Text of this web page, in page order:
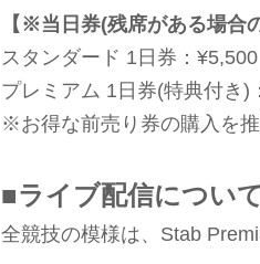
【※当日券(残席がある場合
スタンダード 1日券：¥5,500
プレミアム 1日券(特典付き)
※お得な前売り券の購入を推
■ライブ配信について
全競技の模様は、Stab